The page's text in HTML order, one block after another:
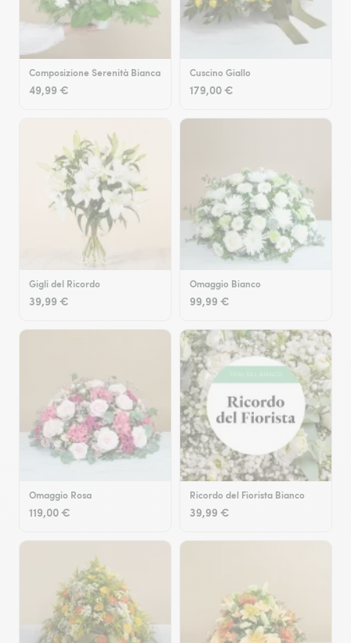
Composizione Serenità Bianca
49,99 €
Cuscino Giallo
179,00 €
Gigli del Ricordo
39,99 €
Omaggio Bianco
99,99 €
Omaggio Rosa
119,00 €
Ricordo del Fiorista Bianco
39,99 €